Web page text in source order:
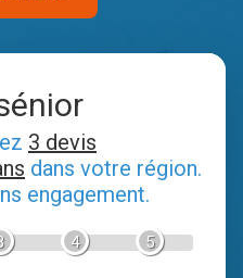
3 devis
dans votre région.
engagement.
4 5